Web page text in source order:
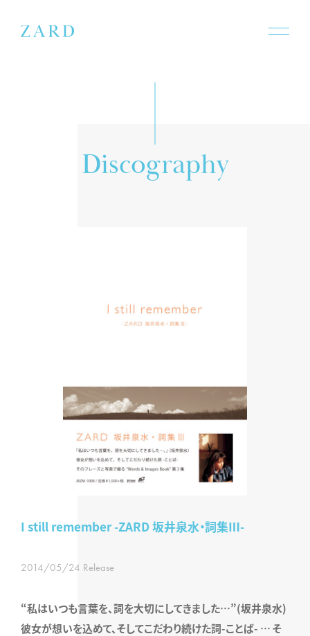
Discography
I still remember -ZARD 坂井泉水・詞集Ⅲ-
2014/05/24 Release
“私はいつも言葉を、詞を大切にしてきました…”(坂井泉水)
彼女が想いを込めて、そしてこだわり続けた詞-ことば- … そ